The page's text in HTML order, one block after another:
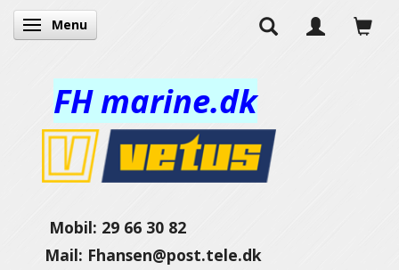
Skifte navigation
Menu
FH marine.dk
Mobil: 29 66 30 82
Mail: Fhansen@post.tele.dk